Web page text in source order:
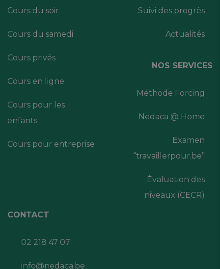
Cours du soir
Cours du samedi
Cours privés
Cours en ligne
Cours pour les
enfants
Cours pour entreprise
Suivi des progrès
Actualités
NOS SERVICES
Méthode Forcing
Nedaca @ Home
Examen
“travaillerpour.be”
Évaluation des
niveaux (CECR)
CONTACT
02 218 47 07
info@nedaca.be